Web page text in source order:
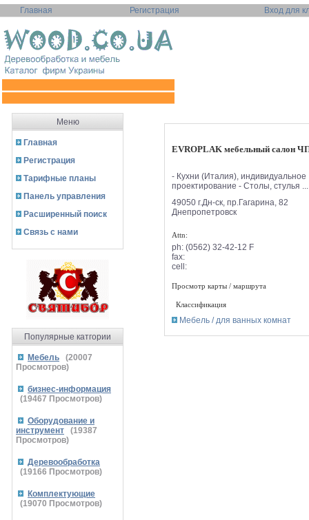
Главная Регистрация Вход для
Меню
Главная
Регистрация
Тарифные планы
Панель управления
Расширенный поиск
Связь с нами
Популярные катгории
Мебель (20007
Просмотров)
бизнес-информация
(19467 Просмотров)
Оборудование и
инструмент
(19387
Просмотров)
Деревообработка
(19166 Просмотров)
Комплектующие
(19070 Просмотров)
EVROPLAK мебельный салон
- Кухни (Италия), индивидуальное
проектирование - Столы, стулья ...
49050 г.Дн-ск, пр.Гагарина, 82
Днепропетровск
Attn:
ph: (0562) 32-42-12 F
fax:
cell:
Просмотр карты / маршрута
Классификация
Мебель / для ванных комнат